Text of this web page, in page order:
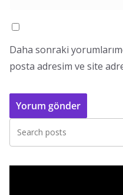
Daha sonraki
posta adresim ve site